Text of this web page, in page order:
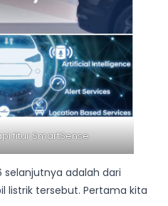
fitur SmartSense
selanjutnya adalah dari
listrik tersebut. Pertama kita